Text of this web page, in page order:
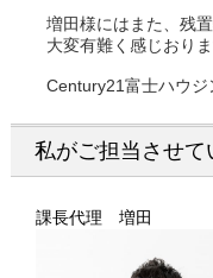
増田様にはまた、残
大変有難く感じおりま
Century21富士ハウジ
私がご担当させて
課長代理 増田